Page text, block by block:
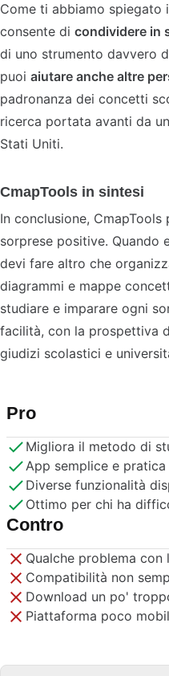
Come ti abbiamo spiegato
consente di condividere in
di uno strumento davvero
puoi aiutare anche altre
padronanza dei concetti
ricerca portata avanti da
Stati Uniti.
CmapTools in sintesi
In conclusione,
sorprese positive. Quando
devi fare altro che
diagrammi e mappe
studiare e imparare ogni
facilità, con la prospettiva
giudizi scolastici e
Pro
Migliora il metodo di
App semplice e pratica
Diverse funzionalità
Ottimo per chi ha
Contro
Qualche problema
Compatibilità non
Download un po'
Piattaforma poco